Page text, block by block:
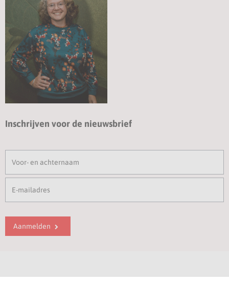
Inschrijven voor de nieuwsbrief
Aanmelden